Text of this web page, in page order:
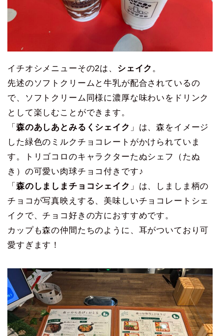
イチオシメニューその2は、 シェイク 。
先述のソフトクリームと牛乳が配合されているの
で、ソフトクリーム同様に濃厚な味わいをドリンク
として楽しむことができます。
「 森のあしあとみるくシェイク 」は、森をイメージ
した緑色のミルクチョコレートがかけられていま
す。トリゴコロのキャラクターたぬシェフ（たぬ
き）の可愛い肉球チョコ付きです♪
「 森のしましまチョコシェイク 」は、しましま柄の
チョコが写真映えする、美味しいチョコレートシェ
イクで、チョコ好きの方におすすめです。
カップも森の仲間たちのように、耳がついており可
愛すぎます！